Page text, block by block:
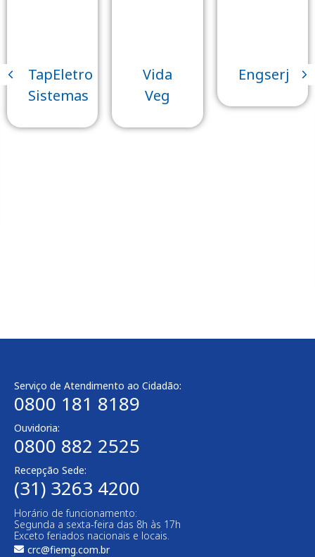
TapEletro
Sistemas
Vida
Veg
Engserj
Serviço de Atendimento ao Cidadão:
0800 181 8189
Ouvidoria:
0800 882 2525​
Recepção Sede:
(31) 3263 4200
Horário de funcionamento:
Segunda a sexta-feira das 8h às 17h
Exceto feriados nacionais e locais.
crc@fiemg.com.br